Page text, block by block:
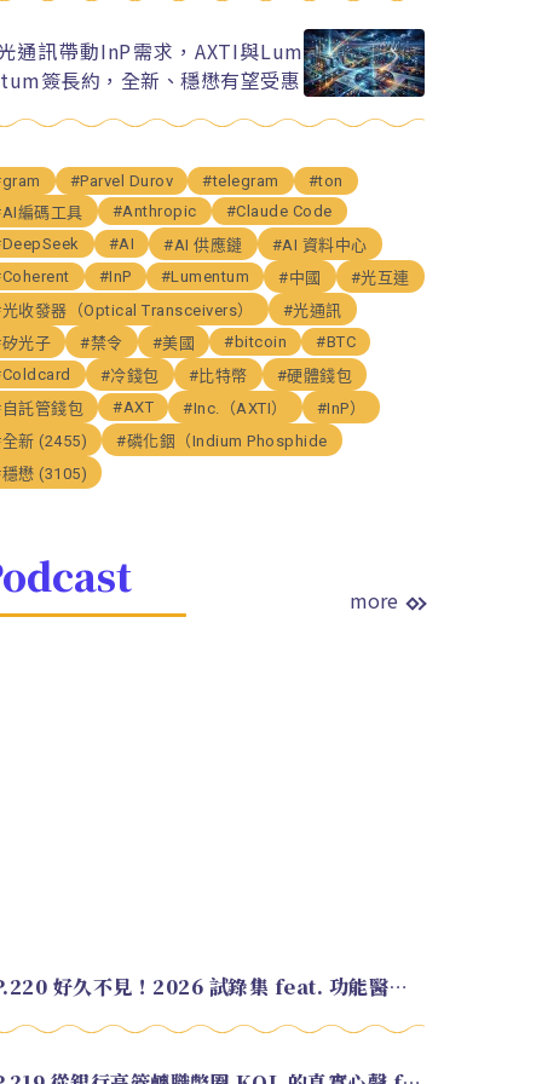
通訊帶動InP需求，AXTI與Lum
簽長約，全新、穩懋有望受惠
#Parvel Durov #telegram
#ton
編碼工具
#Anthropic
#Claude Code
#AI #AI 供應鏈
#AI 資料中心
#InP #Lumentum #中國
#光互連
收發器（Optical Transceivers）
#光通訊
光子
#禁令 #美國 #bitcoin
#BTC
#冷錢包 #比特幣
#硬體錢包
託管錢包
#AXT #Inc.（AXTI）
#InP）
新 (2455)
#磷化銦（Indium Phosphide
懋 (3105)
more
EP.220 好久不見！2026 試錄集 feat. 功能醫學營養師 美寶